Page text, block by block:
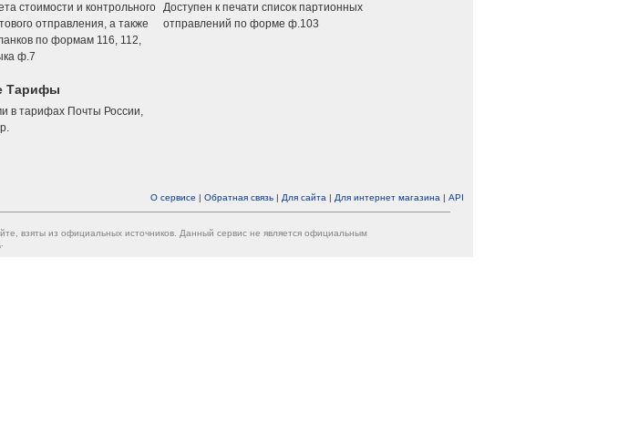
стоимости и контрольного
отправления, а также
по формам 116, 112,
ф.7
Доступен к печати список партионных
отправлений по форме ф.103
Тарифы
в тарифах Почты России,
О сервисе | Обратная связь | Для сайта | Для интернет магазина | API
взяты из официальных источников. Данный сервис не является официальным